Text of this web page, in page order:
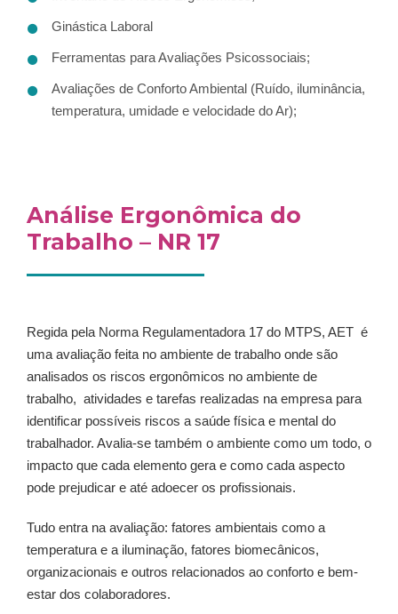
Ginástica Laboral
Ferramentas para Avaliações Psicossociais;
Avaliações de Conforto Ambiental (Ruído, iluminância,
temperatura, umidade e velocidade do Ar);
Análise Ergonômica do
Trabalho – NR 17
Regida pela Norma Regulamentadora 17 do MTPS, AET é
uma avaliação feita no ambiente de trabalho onde são
analisados os riscos ergonômicos no ambiente de
trabalho, atividades e tarefas realizadas na empresa para
identificar possíveis riscos a saúde física e mental do
trabalhador. Avalia-se também o ambiente como um todo, o
impacto que cada elemento gera e como cada aspecto
pode prejudicar e até adoecer os profissionais.
Tudo entra na avaliação: fatores ambientais como a
temperatura e a iluminação, fatores biomecânicos,
organizacionais e outros relacionados ao conforto e bem-
estar dos colaboradores.